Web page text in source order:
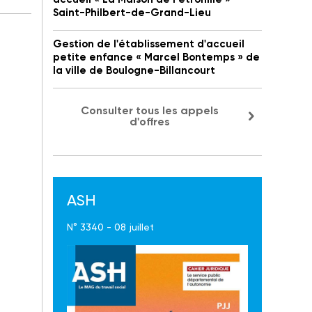
Saint-Philbert-de-Grand-Lieu
Gestion de l'établissement d'accueil
petite enfance « Marcel Bontemps » de
la ville de Boulogne-Billancourt
Consulter tous les appels
d'offres
ASH
N° 3340 - 08 juillet